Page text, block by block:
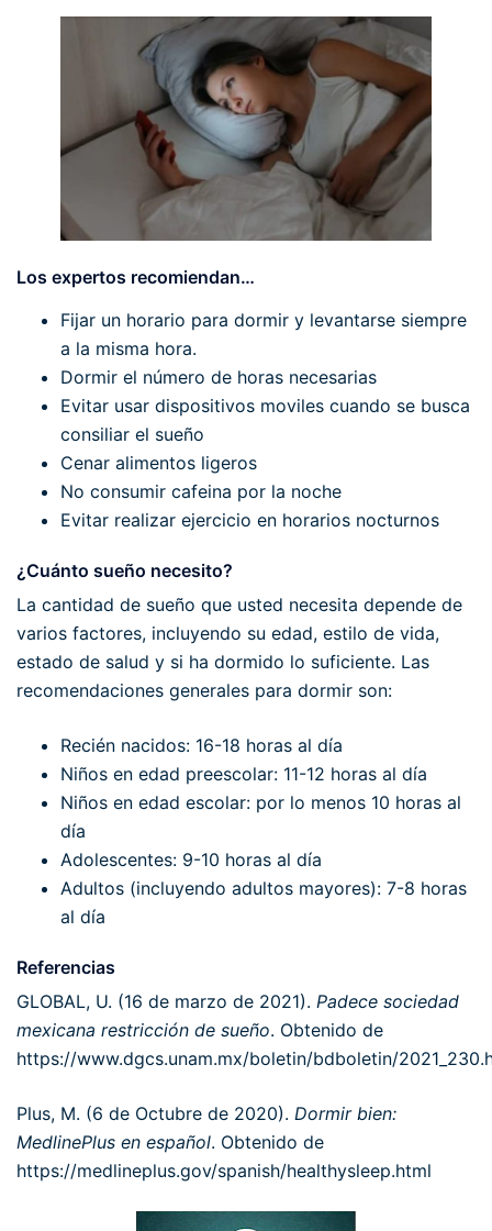
Los expertos recomiendan…
Fijar un horario para dormir y levantarse siempre
a la misma hora.
Dormir el número de horas necesarias
Evitar usar dispositivos moviles cuando se busca
consiliar el sueño
Cenar alimentos ligeros
No consumir cafeina por la noche
Evitar realizar ejercicio en horarios nocturnos
¿Cuánto sueño necesito?
La cantidad de sueño que usted necesita depende de
varios factores, incluyendo su edad, estilo de vida,
estado de salud y si ha dormido lo suficiente. Las
recomendaciones generales para dormir son:
Recién nacidos: 16-18 horas al día
Niños en edad preescolar: 11-12 horas al día
Niños en edad escolar: por lo menos 10 horas al
día
Adolescentes: 9-10 horas al día
Adultos (incluyendo adultos mayores): 7-8 horas
al día
Referencias
GLOBAL, U. (16 de marzo de 2021). Padece sociedad
mexicana restricción de sueño. Obtenido de
https://www.dgcs.unam.mx/boletin/bdboletin/
Plus, M. (6 de Octubre de 2020). Dormir bien:
MedlinePlus en español. Obtenido de
https://medlineplus.gov/spanish/healthysleep.html